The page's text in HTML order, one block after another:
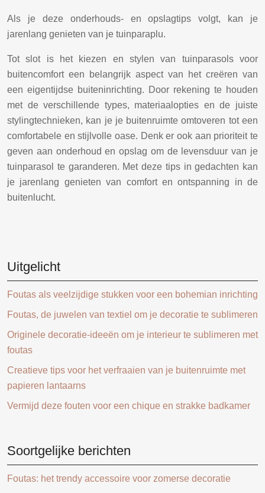
Als je deze onderhouds- en opslagtips volgt, kan je
jarenlang genieten van je tuinparaplu.
Tot slot is het kiezen en stylen van tuinparasols voor
buitencomfort een belangrijk aspect van het creëren van
een eigentijdse buiteninrichting. Door rekening te houden
met de verschillende types, materiaalopties en de juiste
stylingtechnieken, kan je je buitenruimte omtoveren tot een
comfortabele en stijlvolle oase. Denk er ook aan prioriteit te
geven aan onderhoud en opslag om de levensduur van je
tuinparasol te garanderen. Met deze tips in gedachten kan
je jarenlang genieten van comfort en ontspanning in de
buitenlucht.
Uitgelicht
Foutas als veelzijdige stukken voor een bohemian inrichting
Foutas, de juwelen van textiel om je decoratie te sublimeren
Originele decoratie-ideeën om je interieur te sublimeren met
foutas
Creatieve tips voor het verfraaien van je buitenruimte met
papieren lantaarns
Vermijd deze fouten voor een chique en strakke badkamer
Soortgelijke berichten
Foutas: het trendy accessoire voor zomerse decoratie